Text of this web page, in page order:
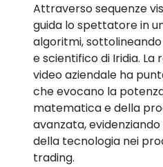
Attraverso sequenze
guida lo spettatore in
algoritmi,
e scientifico di Iridia. La
video aziendale ha
che evocano la
matematica e della
avanzata,
della tecnologia nei
trading.